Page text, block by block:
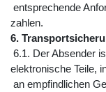
entsprechende
zahlen.
6.
6.1. Der Absender
elektronische Teile,
an empfindlichen